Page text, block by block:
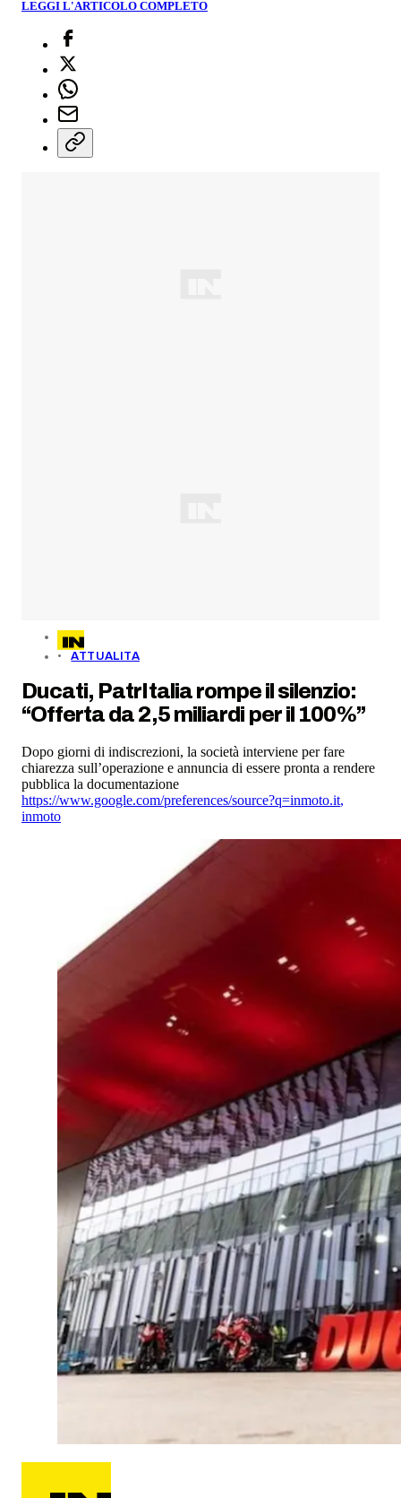
LEGGI L'ARTICOLO COMPLETO
ATTUALITA
Ducati, PatrItalia rompe il silenzio:
“Offerta da 2,5 miliardi per il 100%”
Dopo giorni di indiscrezioni, la società interviene per fare
chiarezza sull’operazione e annuncia di essere pronta a rendere
pubblica la documentazione
https://www.google.com/preferences/source?q=inmoto.it,
inmoto